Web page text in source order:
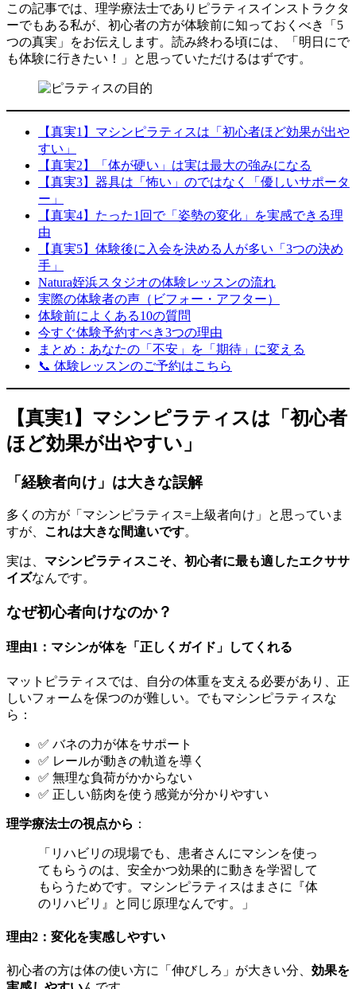
この記事では、理学療法士でありピラティスインストラクタ
ーでもある私が、初心者の方が体験前に知っておくべき「5
つの真実」をお伝えします。読み終わる頃には、「明日にで
も体験に行きたい！」と思っていただけるはずです。
【真実1】マシンピラティスは「初心者ほど効果が出や
すい」
【真実2】「体が硬い」は実は最大の強みになる
【真実3】器具は「怖い」のではなく「優しいサポータ
ー」
【真実4】たった1回で「姿勢の変化」を実感できる理
由
【真実5】体験後に入会を決める人が多い「3つの決め
手」
Natura姪浜スタジオの体験レッスンの流れ
実際の体験者の声（ビフォー・アフター）
体験前によくある10の質問
今すぐ体験予約すべき3つの理由
まとめ：あなたの「不安」を「期待」に変える
📞 体験レッスンのご予約はこちら
【真実1】マシンピラティスは「初心者
ほど効果が出やすい」
「経験者向け」は大きな誤解
多くの方が「マシンピラティス=上級者向け」と思っていま
すが、 これは大きな間違いです。
実は、 マシンピラティスこそ、初心者に最も適したエクササ
イズなんです。
なぜ初心者向けなのか？
理由1：マシンが体を「正しくガイド」してくれる
マットピラティスでは、自分の体重を支える必要があり、正
しいフォームを保つのが難しい。でもマシンピラティスな
ら：
✅ バネの力が体をサポート
✅ レールが動きの軌道を導く
✅ 無理な負荷がかからない
✅ 正しい筋肉を使う感覚が分かりやすい
理学療法士の視点から ：
「リハビリの現場でも、患者さんにマシンを使っ
てもらうのは、安全かつ効果的に動きを学習して
もらうためです。マシンピラティスはまさに『体
のリハビリ』と同じ原理なんです。」
理由2：変化を実感しやすい
初心者の方は体の使い方に「伸びしろ」が大きい分、 効果を